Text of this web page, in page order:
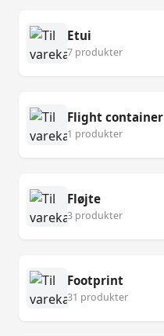
Etui
7 produkter
Flight container
1 produkter
Fløjte
3 produkter
Footprint
31 produkter